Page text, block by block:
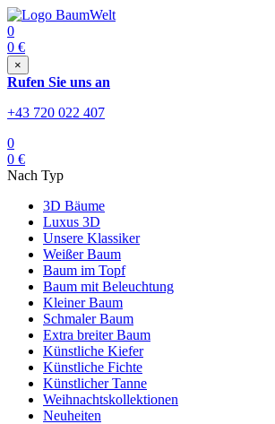
0
0 €
×
Rufen Sie uns an
+43 720 022 407
0
0 €
Nach Typ
3D Bäume
Luxus 3D
Unsere Klassiker
Weißer Baum
Baum im Topf
Baum mit Beleuchtung
Kleiner Baum
Schmaler Baum
Extra breiter Baum
Künstliche Kiefer
Künstliche Fichte
Künstlicher Tanne
Weihnachtskollektionen
Neuheiten